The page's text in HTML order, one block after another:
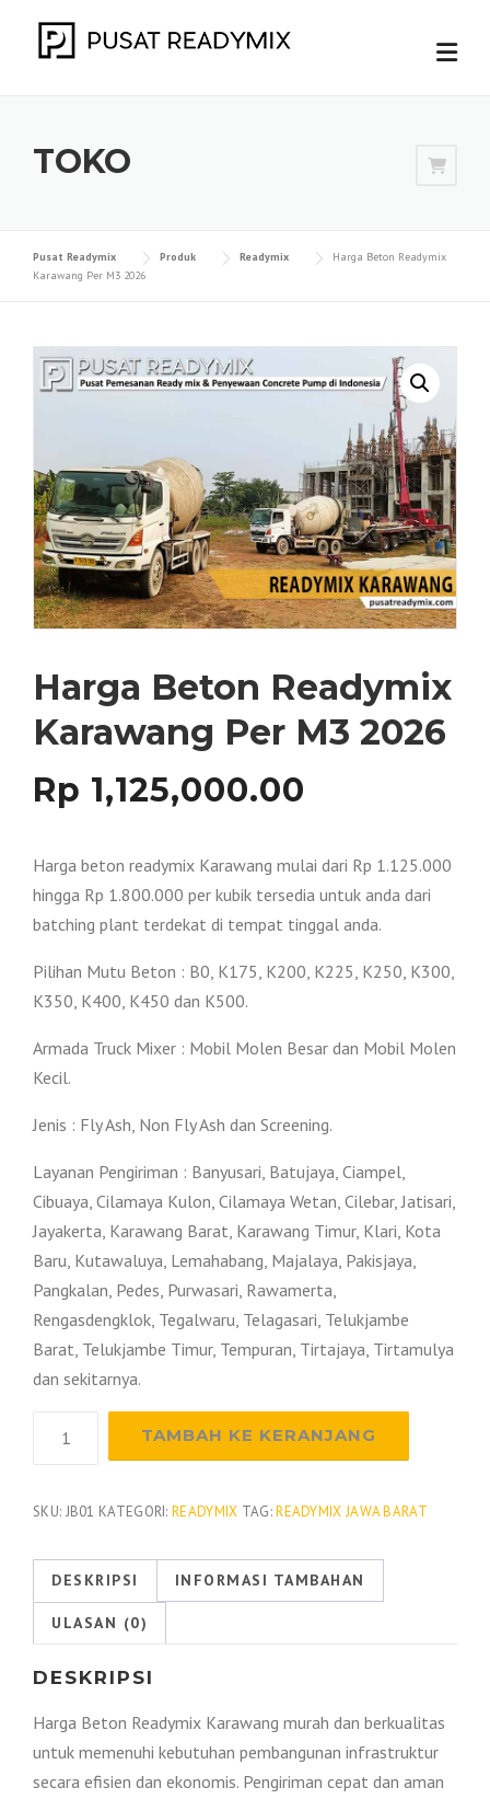
TOKO
Pusat Readymix Produk Readymix
Harga Beton Readymix
Karawang Per M3 2026
Harga Beton Readymix
Karawang Per M3 2026
Rp 1,125,000.00
Harga beton readymix Karawang mulai dari Rp 1.125.000
hingga Rp 1.800.000 per kubik tersedia untuk anda dari
batching plant terdekat di tempat tinggal anda.
Pilihan Mutu Beton : B0, K175, K200, K225, K250, K300,
K350, K400, K450 dan K500.
Armada Truck Mixer : Mobil Molen Besar dan Mobil Molen
Kecil.
Jenis : Fly Ash, Non Fly Ash dan Screening.
Layanan Pengiriman : Banyusari, Batujaya, Ciampel,
Cibuaya, Cilamaya Kulon, Cilamaya Wetan, Cilebar, Jatisari,
Jayakerta, Karawang Barat, Karawang Timur, Klari, Kota
Baru, Kutawaluya, Lemahabang, Majalaya, Pakisjaya,
Pangkalan, Pedes, Purwasari, Rawamerta,
Rengasdengklok, Tegalwaru, Telagasari, Telukjambe
Barat, Telukjambe Timur, Tempuran, Tirtajaya, Tirtamulya
dan sekitarnya.
Readymix
Per
M3
2026
TAMBAH KE KERANJANG
SKU: JB01 KATEGORI:READYMIX TAG:READYMIX JAWA BARAT
DESKRIPSI INFORMASI TAMBAHAN
ULASAN (0)
DESKRIPSI
Harga Beton Readymix Karawang murah dan berkualitas
untuk memenuhi kebutuhan pembangunan infrastruktur
secara efisien dan ekonomis. Pengiriman cepat dan aman